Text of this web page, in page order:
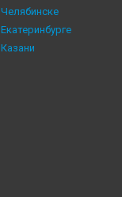
Челябинске
Екатеринбурге
Казани